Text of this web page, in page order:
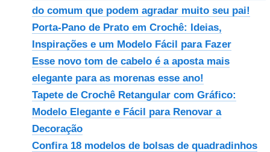
do comum que podem agradar muito seu pai!
Porta-Pano de Prato em Crochê: Ideias,
Inspirações e um Modelo Fácil para Fazer
Esse novo tom de cabelo é a aposta mais
elegante para as morenas esse ano!
Tapete de Crochê Retangular com Gráfico:
Modelo Elegante e Fácil para Renovar a
Decoração
Confira 18 modelos de bolsas de quadradinhos